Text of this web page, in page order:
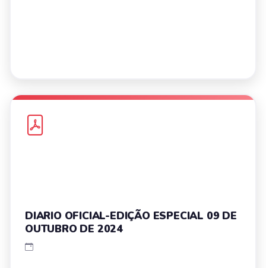
DIARIO OFICIAL-EDIÇÃO ESPECIAL 09 DE
OUTUBRO DE 2024